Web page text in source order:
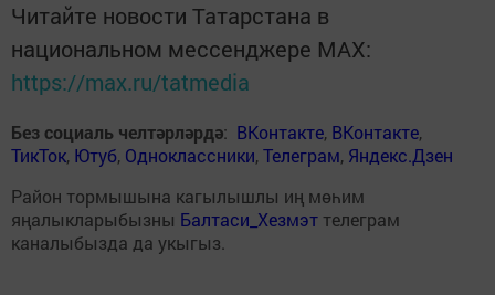
Читайте новости Татарстана в
национальном мессенджере MАХ:
https://max.ru/tatmedia
Без социаль челтәрләрдә: ВКонтакте, ВКонтакте,
ТикТок, Ютуб, Одноклассники,Телеграм, Яндекс.Дзен
Район тормышына кагылышлы иң мөһим
яңалыкларыбызны Балтаси_Хезмэт телеграм
каналыбызда да укыгыз.